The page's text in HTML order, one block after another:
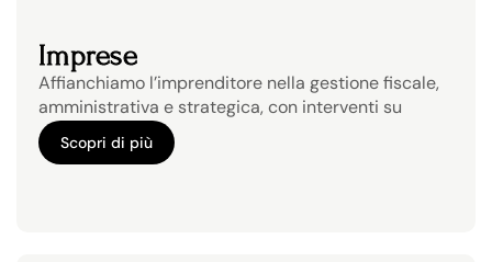
Imprese
Affianchiamo l’imprenditore nella gestione fiscale,
amministrativa e strategica, con interventi su
misura orientati alla crescita.
Scopri di più
Scopri di più